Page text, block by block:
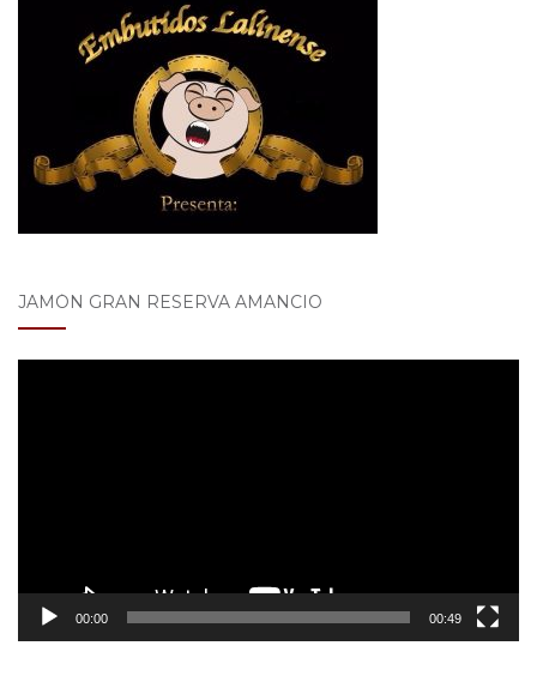
JAMÓN GRAN RESERVA AMANCIO
00:00 00:49